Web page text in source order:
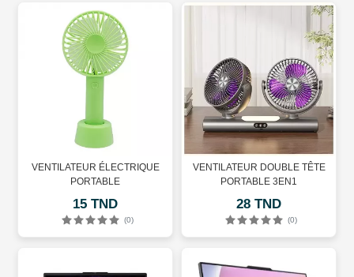
VENTILATEUR ÉLECTRIQUE
PORTABLE
15 TND
(0)
VENTILATEUR DOUBLE TÊTE
PORTABLE 3EN1
28 TND
(0)